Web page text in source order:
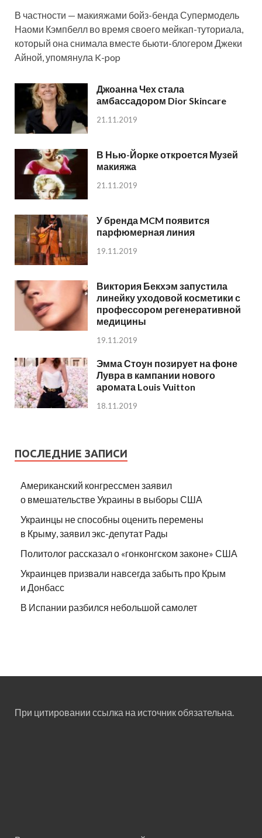
В частности — макияжами бойз-бенда Супермодель
Наоми Кэмпбелл во время своего мейкап-туториала,
который она снимала вместе бьюти-блогером Джеки
Айной, упомянула K-pop
Джоанна Чех стала
амбассадором Dior Skincare
21.11.2019
В Нью-Йорке откроется Музей
макияжа
21.11.2019
У бренда MCM появится
парфюмерная линия
19.11.2019
Виктория Бекхэм запустила
линейку уходовой косметики с
профессором регенеративной
медицины
19.11.2019
Эмма Стоун позирует на фоне
Лувра в кампании нового
аромата Louis Vuitton
18.11.2019
ПОСЛЕДНИЕ ЗАПИСИ
Американский конгрессмен заявил
о вмешательстве Украины в выборы США
Украинцы не способны оценить перемены
в Крыму, заявил экс-депутат Рады
Политолог рассказал о «гонконгском законе» США
Украинцев призвали навсегда забыть про Крым
и Донбасс
В Испании разбился небольшой самолет
При цитировании ссылка на источник обязательна.